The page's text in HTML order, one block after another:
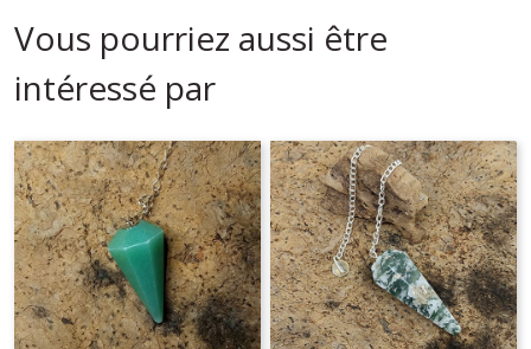
Vous pourriez aussi être
intéressé par